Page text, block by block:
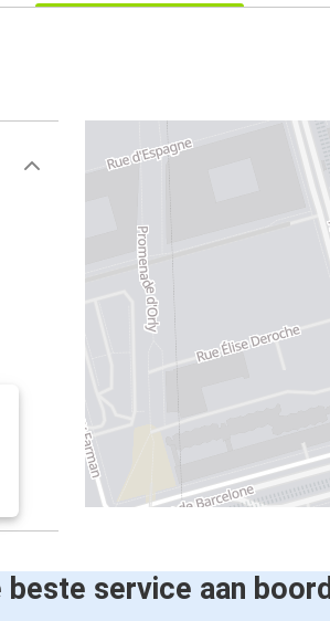
beste service aan boord